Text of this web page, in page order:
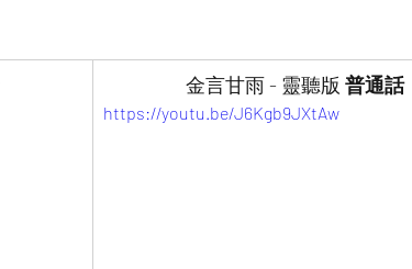
金言甘雨 - 靈聽版 普通話
https://youtu.be/J6Kgb9JXtAw